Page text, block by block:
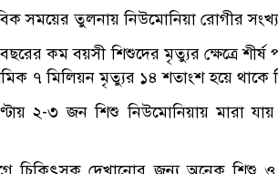
সময়ের তুলনায় নিউমোনিয়া রোগীর
কম বয়সী শিশুদের মৃত্যুর ক্ষেত্রে শীর্ষ
৭ মিলিয়ন মৃত্যুর ১৪ শতাংশ হয়ে থাকে
২-৩ জন শিশু নিউমোনিয়ায় মারা